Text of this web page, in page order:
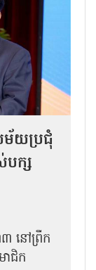
យប្រជុំ
បក្ស
នៅព្រឹក
ជិក